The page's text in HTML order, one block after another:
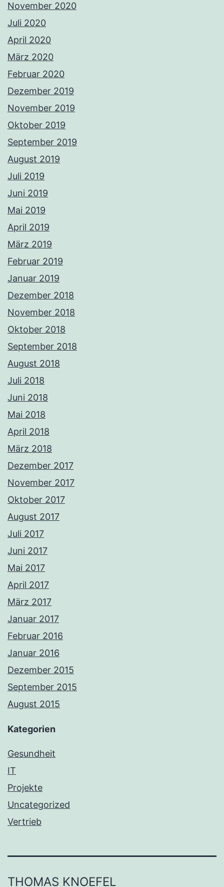
November 2020
Juli 2020
April 2020
März 2020
Februar 2020
Dezember 2019
November 2019
Oktober 2019
September 2019
August 2019
Juli 2019
Juni 2019
Mai 2019
April 2019
März 2019
Februar 2019
Januar 2019
Dezember 2018
November 2018
Oktober 2018
September 2018
August 2018
Juli 2018
Juni 2018
Mai 2018
April 2018
März 2018
Dezember 2017
November 2017
Oktober 2017
August 2017
Juli 2017
Juni 2017
Mai 2017
April 2017
März 2017
Januar 2017
Februar 2016
Januar 2016
Dezember 2015
September 2015
August 2015
Kategorien
Gesundheit
IT
Projekte
Uncategorized
Vertrieb
THOMAS KNOEFEL